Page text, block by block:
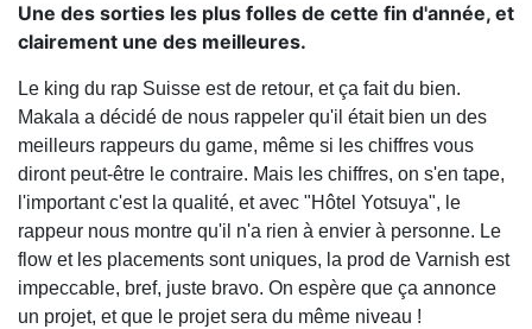
Une des sorties les plus folles de cette fin d'année, et
clairement une des meilleures.
Le king du rap Suisse est de retour, et ça fait du bien.
Makala a décidé de nous rappeler qu'il était bien un des
meilleurs rappeurs du game, même si les chiffres vous
diront peut-être le contraire. Mais les chiffres, on s'en tape,
l'important c'est la qualité, et avec "Hôtel Yotsuya", le
rappeur nous montre qu'il n'a rien à envier à personne. Le
flow et les placements sont uniques, la prod de Varnish est
impeccable, bref, juste bravo. On espère que ça annonce
un projet, et que le projet sera du même niveau !